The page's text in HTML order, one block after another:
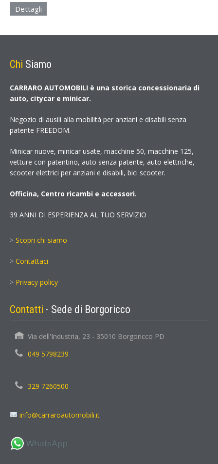
Dettagli
Chi Siamo
CARRARO AUTOMOBILI è una storica concessionaria di
auto, citycar e minicar.
Negozio di ausili alla mobilità per anziani e disabili senza
patente FREEDOM.
Minicar nuove, minicar usate, macchine 50, macchine 125,
vetture con patentino, auto senza patente, auto elettriche,
scooter elettrici per anziani e disabili, bici scooter.
Officina, Centro ricambi e accessori.
39 ANNI DI ESPERIENZA AL TUO SERVIZIO
> Scopri chi siamo
> Contattaci
> Privacy policy
Contatti - Sede di Borgoricco
Via dell'Industria, 23 - 35010 Borgoricco PD
049 5798239
329 7260500
info@carraroautomobili.it